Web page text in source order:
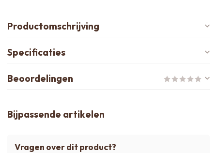
Productomschrijving
Specificaties
Beoordelingen
Bijpassende artikelen
Vragen over dit product?